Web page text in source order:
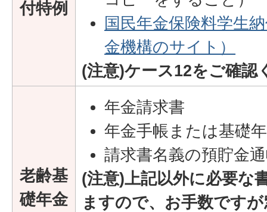
付特例
国民年金保険料学生
金機構のサイト）
(注意)ケース12をご確認
老齢基
礎年金
年金請求書
年金手帳または基礎
請求書名義の預貯金
(注意)上記以外に必要な
ますので、お手数です